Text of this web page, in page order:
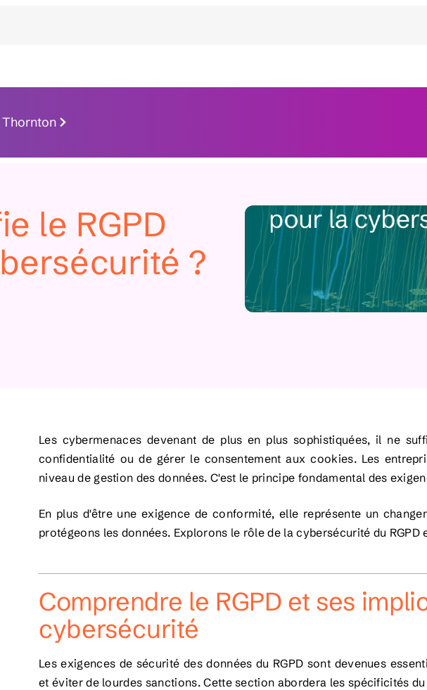
Thornton
le RGPD
?
Les cybermenaces devenant de plus en plus sophistiquées, il ne
confidentialité ou de gérer le consentement aux cookies. Les
niveau de gestion des données. C'est le principe fondamental des
En plus d'être une exigence de conformité, elle représente un
protégeons les données. Explorons le rôle de la cybersécurité du
Comprendre le RGPD et ses
cybersécurité
Les exigences de sécurité des données du RGPD sont devenues
et éviter de lourdes sanctions. Cette section abordera les spécificités